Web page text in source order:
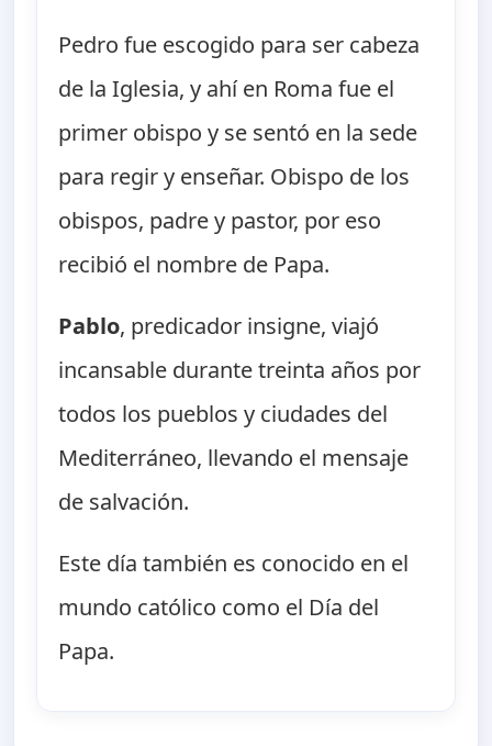
Pedro fue escogido para ser cabeza
de la Iglesia, y ahí en Roma fue el
primer obispo y se sentó en la sede
para regir y enseñar. Obispo de los
obispos, padre y pastor, por eso
recibió el nombre de Papa.
Pablo, predicador insigne, viajó
incansable durante treinta años por
todos los pueblos y ciudades del
Mediterráneo, llevando el mensaje
de salvación.
Este día también es conocido en el
mundo católico como el Día del
Papa.